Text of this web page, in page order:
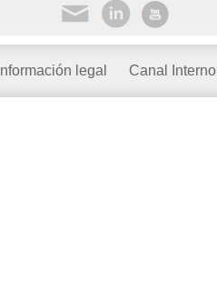
Información legal Canal